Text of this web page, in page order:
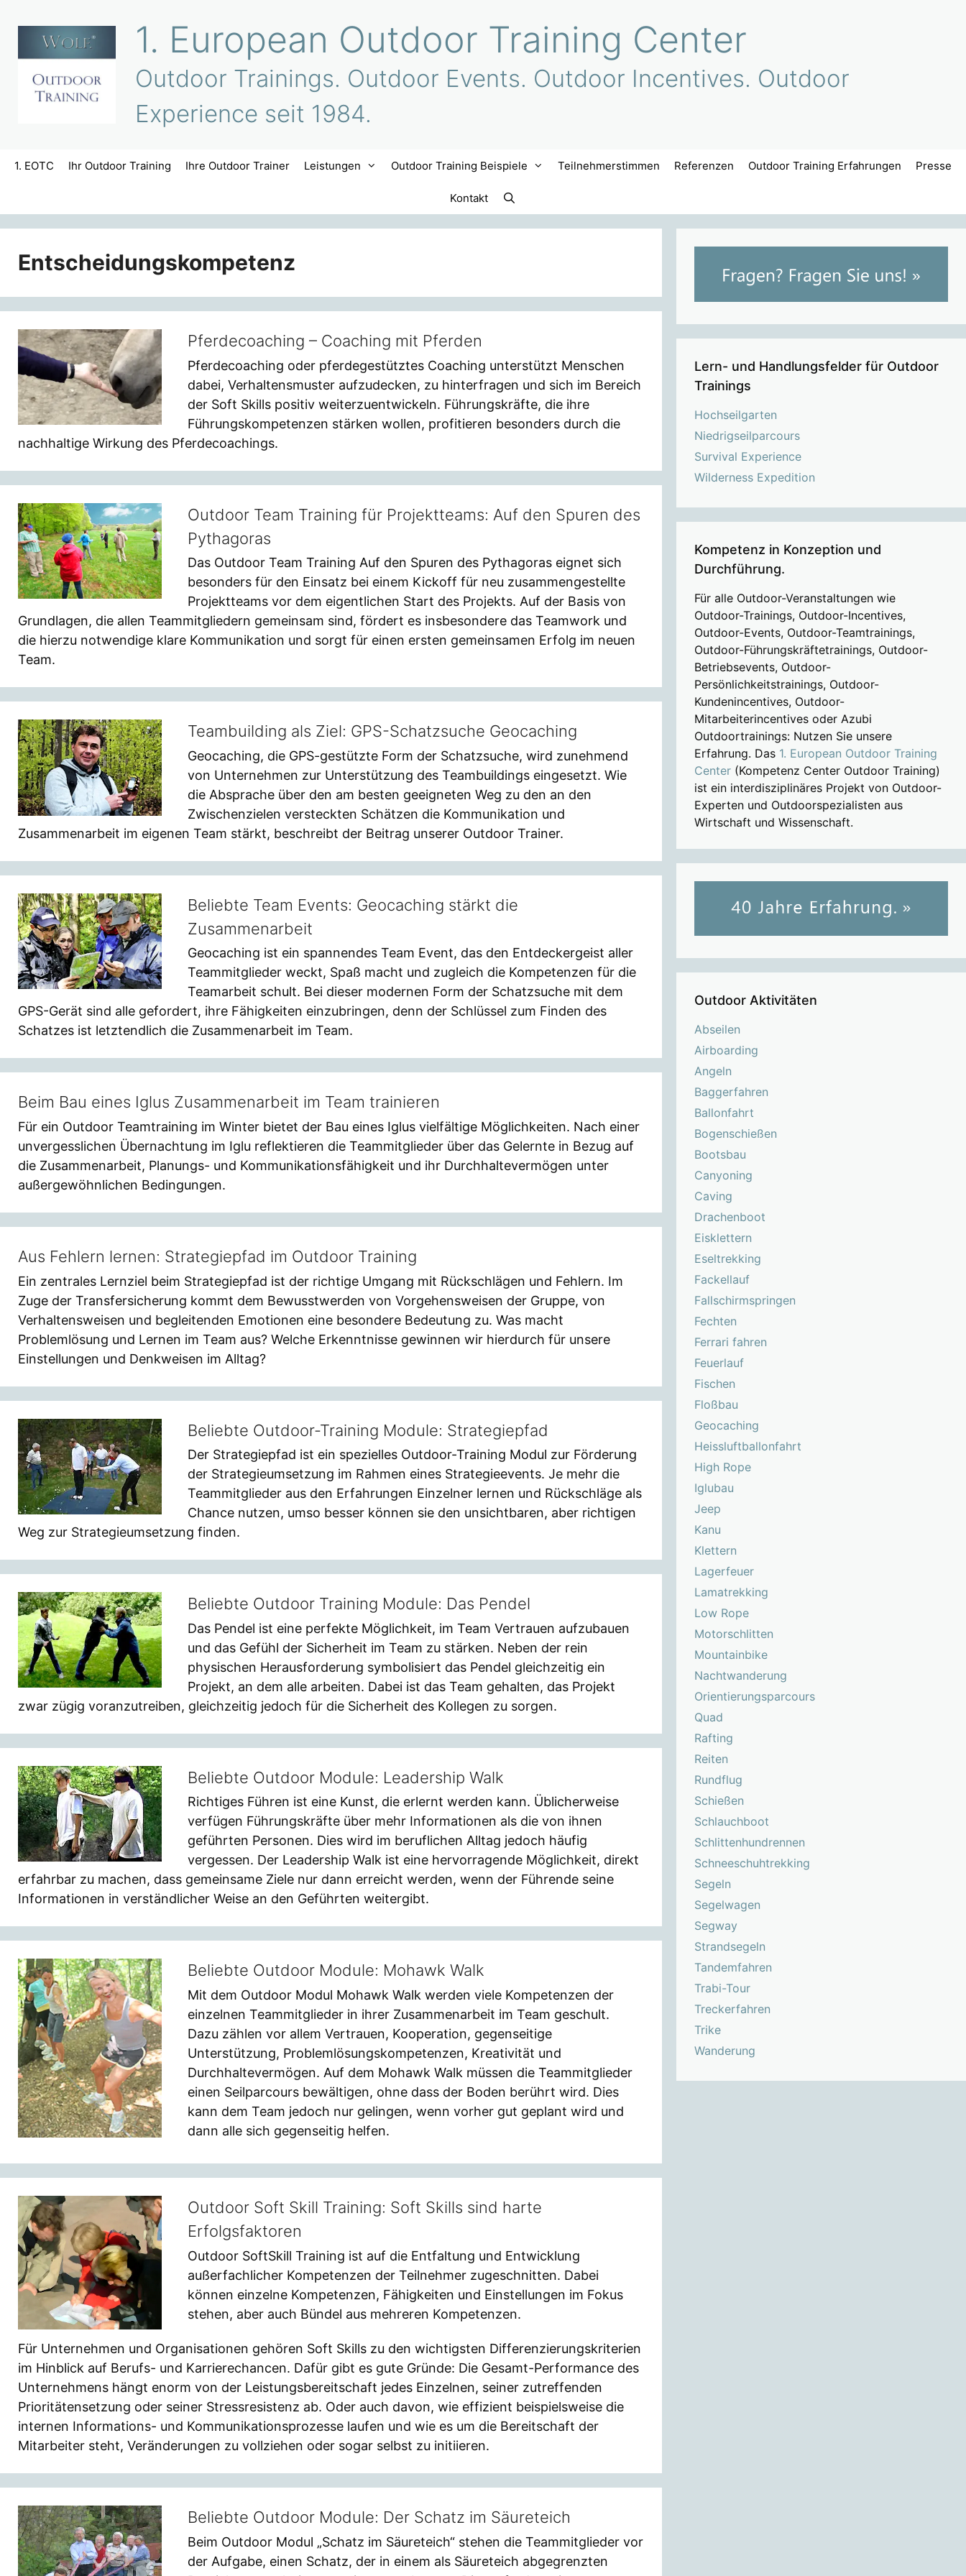
Inhalt
springen
1. European Outdoor Training Center
Outdoor Trainings. Outdoor Events. Outdoor Incentives. Outdoor
Experience seit 1984.
1. EOTC Ihr Outdoor Training Ihre Outdoor Trainer Leistungen Outdoor Training Beispiele Teilnehmerstimmen Referenzen Outdoor Training Erfahrungen Presse
Kontakt
Entscheidungskompetenz
Pferdecoaching – Coaching mit Pferden
Pferdecoaching oder pferdegestütztes Coaching unterstützt Menschen
dabei, Verhaltensmuster aufzudecken, zu hinterfragen und sich im Bereich
der Soft Skills positiv weiterzuentwickeln. Führungskräfte, die ihre
Führungskompetenzen stärken wollen, profitieren besonders durch die
nachhaltige Wirkung des Pferdecoachings.
Outdoor Team Training für Projektteams: Auf den Spuren des
Pythagoras
Das Outdoor Team Training Auf den Spuren des Pythagoras eignet sich
besonders für den Einsatz bei einem Kickoff für neu zusammengestellte
Projektteams vor dem eigentlichen Start des Projekts. Auf der Basis von
Grundlagen, die allen Teammitgliedern gemeinsam sind, fördert es insbesondere das Teamwork und
die hierzu notwendige klare Kommunikation und sorgt für einen ersten gemeinsamen Erfolg im neuen
Team.
Teambuilding als Ziel: GPS-Schatzsuche Geocaching
Geocaching, die GPS-gestützte Form der Schatzsuche, wird zunehmend
von Unternehmen zur Unterstützung des Teambuildings eingesetzt. Wie
die Absprache über den am besten geeigneten Weg zu den an den
Zwischenzielen versteckten Schätzen die Kommunikation und
Zusammenarbeit im eigenen Team stärkt, beschreibt der Beitrag unserer Outdoor Trainer.
Beliebte Team Events: Geocaching stärkt die
Zusammenarbeit
Geocaching ist ein spannendes Team Event, das den Entdeckergeist aller
Teammitglieder weckt, Spaß macht und zugleich die Kompetenzen für die
Teamarbeit schult. Bei dieser modernen Form der Schatzsuche mit dem
GPS-Gerät sind alle gefordert, ihre Fähigkeiten einzubringen, denn der Schlüssel zum Finden des
Schatzes ist letztendlich die Zusammenarbeit im Team.
Beim Bau eines Iglus Zusammenarbeit im Team trainieren
Für ein Outdoor Teamtraining im Winter bietet der Bau eines Iglus vielfältige Möglichkeiten. Nach einer
unvergesslichen Übernachtung im Iglu reflektieren die Teammitglieder über das Gelernte in Bezug auf
die Zusammenarbeit, Planungs- und Kommunikationsfähigkeit und ihr Durchhaltevermögen unter
außergewöhnlichen Bedingungen.
Aus Fehlern lernen: Strategiepfad im Outdoor Training
Ein zentrales Lernziel beim Strategiepfad ist der richtige Umgang mit Rückschlägen und Fehlern. Im
Zuge der Transfersicherung kommt dem Bewusstwerden von Vorgehensweisen der Gruppe, von
Verhaltensweisen und begleitenden Emotionen eine besondere Bedeutung zu. Was macht
Problemlösung und Lernen im Team aus? Welche Erkenntnisse gewinnen wir hierdurch für unsere
Einstellungen und Denkweisen im Alltag?
Beliebte Outdoor-Training Module: Strategiepfad
Der Strategiepfad ist ein spezielles Outdoor-Training Modul zur Förderung
der Strategieumsetzung im Rahmen eines Strategieevents. Je mehr die
Teammitglieder aus den Erfahrungen Einzelner lernen und Rückschläge als
Chance nutzen, umso besser können sie den unsichtbaren, aber richtigen
Weg zur Strategieumsetzung finden.
Beliebte Outdoor Training Module: Das Pendel
Das Pendel ist eine perfekte Möglichkeit, im Team Vertrauen aufzubauen
und das Gefühl der Sicherheit im Team zu stärken. Neben der rein
physischen Herausforderung symbolisiert das Pendel gleichzeitig ein
Projekt, an dem alle arbeiten. Dabei ist das Team gehalten, das Projekt
zwar zügig voranzutreiben, gleichzeitig jedoch für die Sicherheit des Kollegen zu sorgen.
Beliebte Outdoor Module: Leadership Walk
Richtiges Führen ist eine Kunst, die erlernt werden kann. Üblicherweise
verfügen Führungskräfte über mehr Informationen als die von ihnen
geführten Personen. Dies wird im beruflichen Alltag jedoch häufig
vergessen. Der Leadership Walk ist eine hervorragende Möglichkeit, direkt
erfahrbar zu machen, dass gemeinsame Ziele nur dann erreicht werden, wenn der Führende seine
Informationen in verständlicher Weise an den Geführten weitergibt.
Beliebte Outdoor Module: Mohawk Walk
Mit dem Outdoor Modul Mohawk Walk werden viele Kompetenzen der
einzelnen Teammitglieder in ihrer Zusammenarbeit im Team geschult.
Dazu zählen vor allem Vertrauen, Kooperation, gegenseitige
Unterstützung, Problemlösungskompetenzen, Kreativität und
Durchhaltevermögen. Auf dem Mohawk Walk müssen die Teammitglieder
einen Seilparcours bewältigen, ohne dass der Boden berührt wird. Dies
kann dem Team jedoch nur gelingen, wenn vorher gut geplant wird und
dann alle sich gegenseitig helfen.
Outdoor Soft Skill Training: Soft Skills sind harte
Erfolgsfaktoren
Outdoor SoftSkill Training ist auf die Entfaltung und Entwicklung
außerfachlicher Kompetenzen der Teilnehmer zugeschnitten. Dabei
können einzelne Kompetenzen, Fähigkeiten und Einstellungen im Fokus
stehen, aber auch Bündel aus mehreren Kompetenzen.
Für Unternehmen und Organisationen gehören Soft Skills zu den wichtigsten Differenzierungskriterien
im Hinblick auf Berufs- und Karrierechancen. Dafür gibt es gute Gründe: Die Gesamt-Performance des
Unternehmens hängt enorm von der Leistungsbereitschaft jedes Einzelnen, seiner zutreffenden
Prioritätensetzung oder seiner Stressresistenz ab. Oder auch davon, wie effizient beispielsweise die
internen Informations- und Kommunikationsprozesse laufen und wie es um die Bereitschaft der
Mitarbeiter steht, Veränderungen zu vollziehen oder sogar selbst zu initiieren.
Beliebte Outdoor Module: Der Schatz im Säureteich
Beim Outdoor Modul „Schatz im Säureteich“ stehen die Teammitglieder vor
der Aufgabe, einen Schatz, der in einem als Säureteich abgegrenzten
Lern- und Handlungsfelder für Outdoor
Trainings
Hochseilgarten
Niedrigseilparcours
Survival Experience
Wilderness Expedition
Kompetenz in Konzeption und
Durchführung.
Für alle Outdoor-Veranstaltungen wie
Outdoor-Trainings, Outdoor-Incentives,
Outdoor-Events, Outdoor-Teamtrainings,
Outdoor-Führungskräftetrainings, Outdoor-
Betriebsevents, Outdoor-
Persönlichkeitstrainings, Outdoor-
Kundenincentives, Outdoor-
Mitarbeiterincentives oder Azubi
Outdoortrainings: Nutzen Sie unsere
Erfahrung. Das 1. European Outdoor Training
Center(Kompetenz Center Outdoor Training)
ist ein interdisziplinäres Projekt von Outdoor-
Experten und Outdoorspezialisten aus
Wirtschaft und Wissenschaft.
Outdoor Aktivitäten
Abseilen
Airboarding
Angeln
Baggerfahren
Ballonfahrt
Bogenschießen
Bootsbau
Canyoning
Caving
Drachenboot
Eisklettern
Eseltrekking
Fackellauf
Fallschirmspringen
Fechten
Ferrari fahren
Feuerlauf
Fischen
Floßbau
Geocaching
Heissluftballonfahrt
High Rope
Iglubau
Jeep
Kanu
Klettern
Lagerfeuer
Lamatrekking
Low Rope
Motorschlitten
Mountainbike
Nachtwanderung
Orientierungsparcours
Quad
Rafting
Reiten
Rundflug
Schießen
Schlauchboot
Schlittenhundrennen
Schneeschuhtrekking
Segeln
Segelwagen
Segway
Strandsegeln
Tandemfahren
Trabi-Tour
Treckerfahren
Trike
Wanderung